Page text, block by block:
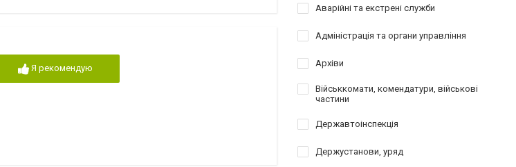
Я рекомендую
Аварійні та екстрені служби
Адміністрація та органи управління
Архіви
Військкомати, комендатури, військові
частини
Державтоінспекція
Держустанови, уряд